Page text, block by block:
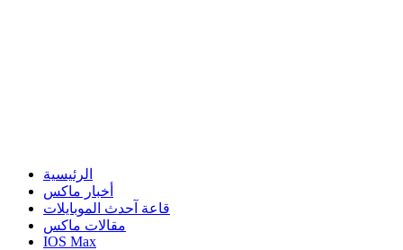
الرئيسية
أخبار ماكس
قاعة آحدث الموبايلات
مقالات ماكس
IOS Max